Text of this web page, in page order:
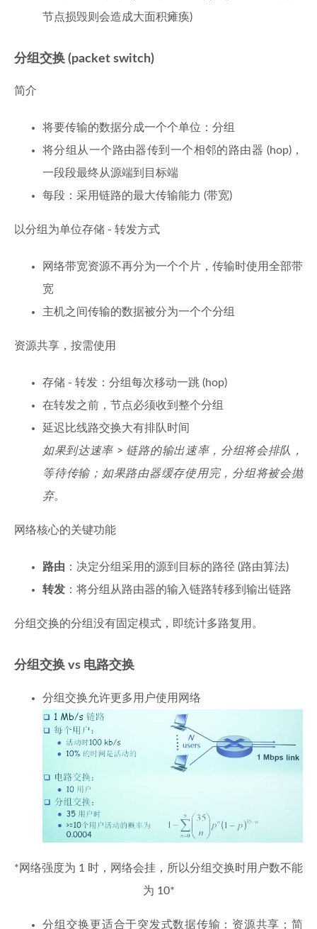
节点损毁则会造成大面积瘫痪)
分组交换 (packet switch)
简介
将要传输的数据分成一个个单位：分组
将分组从一个路由器传到一个相邻的路由器 (hop)，
一段段最终从源端到目标端
每段：采用链路的最大传输能力 (带宽)
以分组为单位存储 - 转发方式
网络带宽资源不再分为一个个片，传输时使用全部带
宽
主机之间传输的数据被分为一个个分组
资源共享，按需使用
存储 - 转发：分组每次移动一跳 (hop)
在转发之前，节点必须收到整个分组
延迟比线路交换大有排队时间
如果到达速率 > 链路的输出速率，分组将会排队，
等待传输；如果路由器缓存使用完，分组将被会抛
弃。
网络核心的关键功能
路由 ：决定分组采用的源到目标的路径 (路由算法)
转发 ：将分组从路由器的输入链路转移到输出链路
分组交换的分组没有固定模式，即统计多路复用。
分组交换 vs 电路交换
分组交换允许更多用户使用网络
*网络强度为 1 时，网络会挂，所以分组交换时用户数不能
为 10*
分组交换更适合于突发式数据传输：资源共享；简